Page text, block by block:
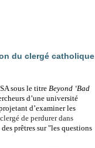
du clergé catholique
sous le titre Beyond ‘Bad
d’une université
d’examiner les
de perdurer dans
prêtres sur"les questions